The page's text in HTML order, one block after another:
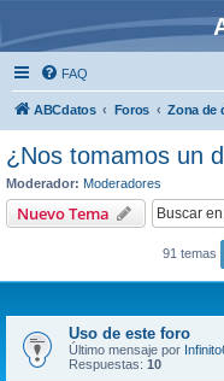
FAQ
ABCdatos Foros Zona de
¿Nos tomamos un
Moderador: Moderadores
Nuevo Tema
91 temas
Uso de este foro
Último mensaje por
Respuestas: 10